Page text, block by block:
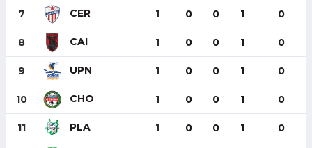
7 CER 1 0 0 1 0
8 CAI 1 0 0 1 0
9 UPN 1 0 0 1 0
10 CHO 1 0 0 1 0
11 PLA 1 0 0 1 0